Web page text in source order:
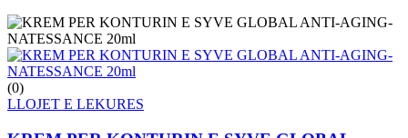
(0)
LLOJET E LEKURES